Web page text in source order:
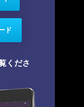
ド
くださ